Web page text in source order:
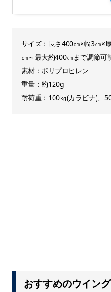
サイズ：長さ400㎝×幅3㎝×
㎝～最大約400㎝まで調節可
素材：ポリプロピレン
重量：約120g
耐荷重：100㎏(カラビナ)、
おすすめのウイン